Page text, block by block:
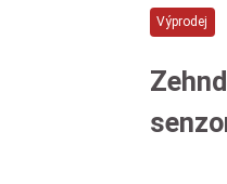
Výprodej